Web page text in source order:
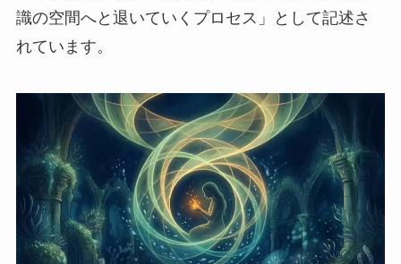
識の空間へと退いていくプロセス」として記述さ
れています。